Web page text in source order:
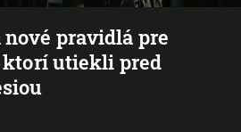
nové pravidlá pre
utiekli pred